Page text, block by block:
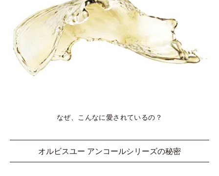
なぜ、こんなに愛されているの？
オルビスユー アンコールシリーズの秘密